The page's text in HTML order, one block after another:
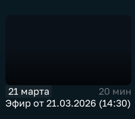
21 марта
20 мин
Эфир от 21.03.2026 (14:30)